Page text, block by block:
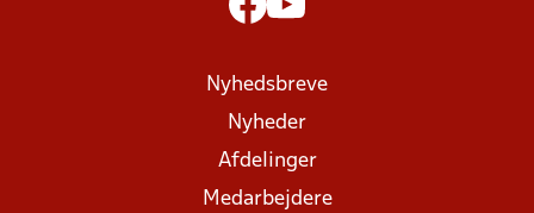
Nyhedsbreve
Nyheder
Afdelinger
Medarbejdere